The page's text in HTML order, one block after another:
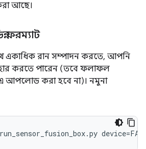
আছে।
ফরম্যাট
একাধিক রান সম্পাদন করতে, আপনি
করতে পারেন (তবে ফলাফল
আপলোড করা হবে না)। নমুনা
run_sensor_fusion_box.py device=